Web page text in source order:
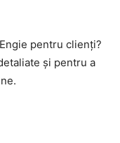
pentru clienți?
și pentru a